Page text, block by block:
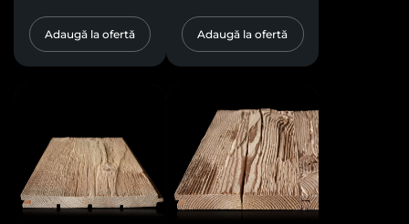
Adaugă la ofertă Adaugă la ofertă